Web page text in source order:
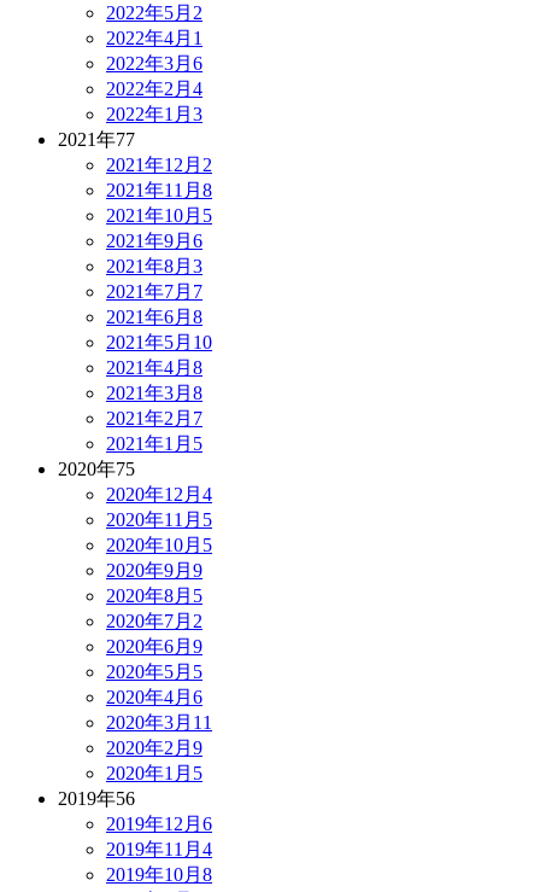
2022年5月 2
2022年4月 1
2022年3月 6
2022年2月 4
2022年1月 3
2021年77
2021年12月 2
2021年11月 8
2021年10月 5
2021年9月 6
2021年8月 3
2021年7月 7
2021年6月 8
2021年5月 10
2021年4月 8
2021年3月 8
2021年2月 7
2021年1月 5
2020年75
2020年12月 4
2020年11月 5
2020年10月 5
2020年9月 9
2020年8月 5
2020年7月 2
2020年6月 9
2020年5月 5
2020年4月 6
2020年3月 11
2020年2月 9
2020年1月 5
2019年56
2019年12月 6
2019年11月 4
2019年10月 8